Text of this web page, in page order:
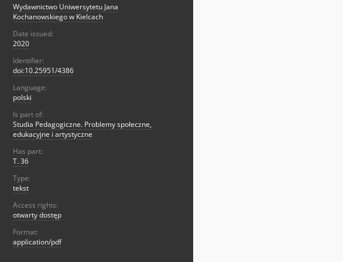
Wydawnictwo Uniwersytetu Jana
Kochanowskiego w Kielcach
Date issued:
2020
Identifier:
doi:10.25951/4386
Language:
polski
Is part of:
Studia Pedagogiczne. Problemy społeczne,
edukacyjne i artystyczne
Has part:
T. 36
Type:
tekst
Access rights:
otwarty dostęp
Format:
application/pdf